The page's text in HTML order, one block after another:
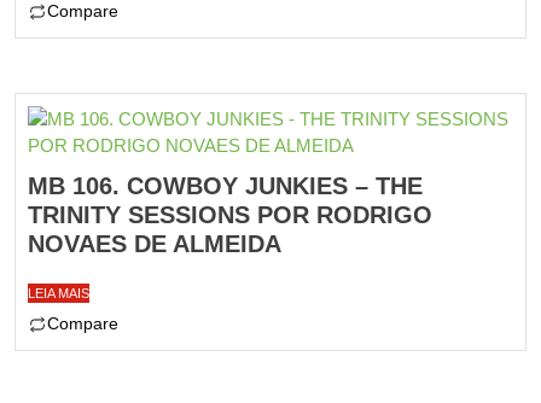
Compare
MB 106. COWBOY JUNKIES – THE
TRINITY SESSIONS POR RODRIGO
NOVAES DE ALMEIDA
LEIA MAIS
Compare